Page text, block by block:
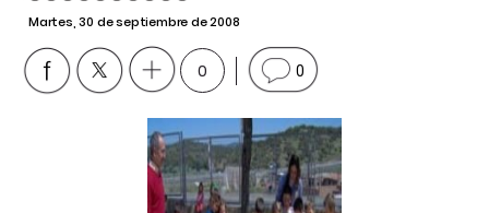
Martes, 30 de septiembre de 2008
0 0